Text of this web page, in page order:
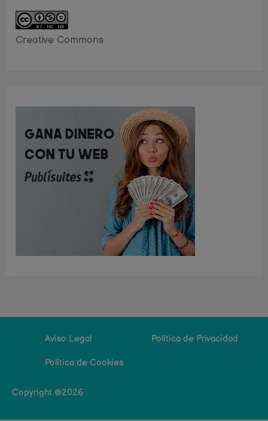
Creative Commons
Aviso Legal Política de Privacidad
Política de Cookies
Copyright ©2026